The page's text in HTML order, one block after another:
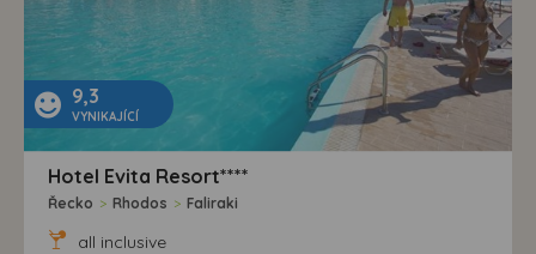
9,3
VYNIKAJÍCÍ
Hotel Evita Resort****
Řecko > Rhodos > Faliraki
all inclusive